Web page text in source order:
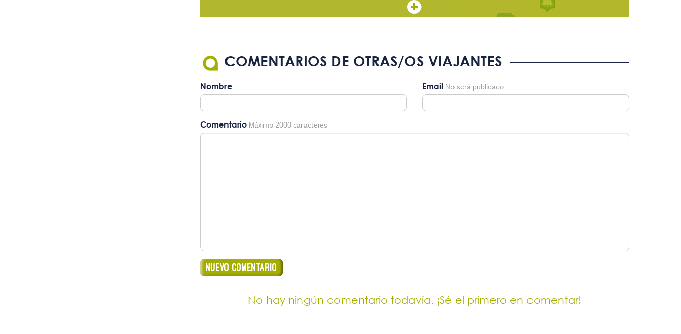
COMENTARIOS DE OTRAS/OS VIAJANTES
Nombre Email No será publicado
Comentario Máximo 2000 caracteres
No hay ningún comentario todavía. ¡Sé el primero en comentar!